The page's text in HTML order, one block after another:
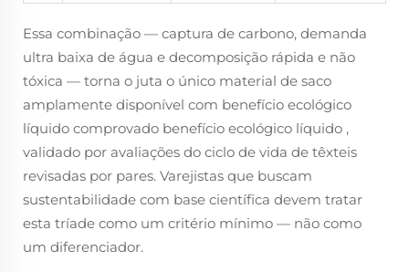
Essa combinação — captura de carbono, demanda
ultra baixa de água e decomposição rápida e não
tóxica — torna o juta o único material de saco
amplamente disponível com benefício ecológico
líquido comprovado benefício ecológico líquido ,
validado por avaliações do ciclo de vida de têxteis
revisadas por pares. Varejistas que buscam
sustentabilidade com base científica devem tratar
esta tríade como um critério mínimo — não como
um diferenciador.